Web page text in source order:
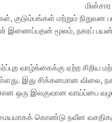
குடும்பங்கள் மற்றும் நிறுவன
மூலம், நகரப்
வாழ்க்கைக்கு ஏற்ற சிறிய
இது சிக்கனமான விலை,
ஒரு இலகுவான வாய்ப்பை
கொண்டு நவீன